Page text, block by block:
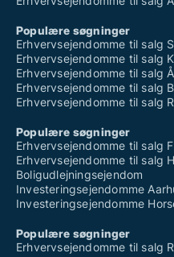
Populære søgninger
Erhvervsejendomme til salg
Erhvervsejendomme til salg
Erhvervsejendomme til salg
Erhvervsejendomme til salg
Erhvervsejendomme til salg
Populære søgninger
Erhvervsejendomme til salg
Erhvervsejendomme til salg
Boligudlejningsejendom
Investeringsejendomme
Investeringsejendomme
Populære søgninger
Erhvervsejendomme til salg